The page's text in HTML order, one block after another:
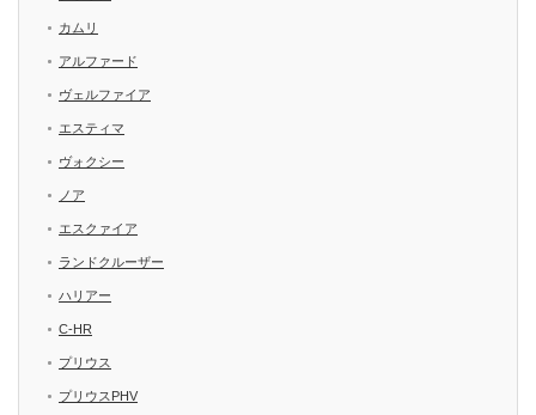
カムリ
アルファード
ヴェルファイア
エスティマ
ヴォクシー
ノア
エスクァイア
ランドクルーザー
ハリアー
C-HR
プリウス
プリウスPHV